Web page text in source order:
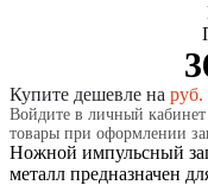
Купите дешевле на руб.
Войдите в личный
товары при оформлении
Ножной импульсный
металл предназначен